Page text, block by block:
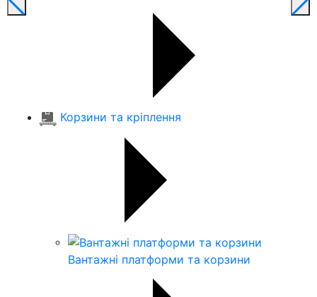
Корзини та кріплення
Вантажні платформи та корзини